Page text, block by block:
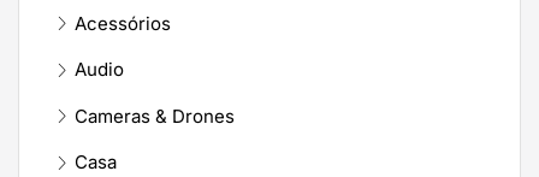
Acessórios
Audio
Cameras & Drones
Casa